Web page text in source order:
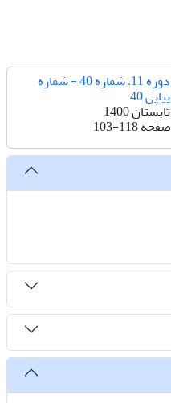
دوره 11، شماره 40 - شماره
پیاپی 40
تابستان 1400
صفحه103-118